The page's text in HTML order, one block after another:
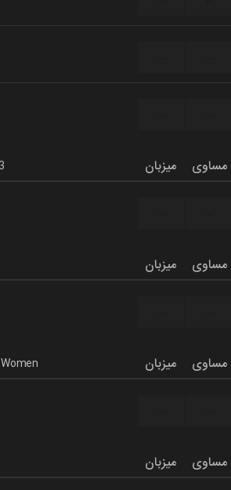
میزبان مساوی
میزبان مساوی
میزبان مساوی
میزبان مساوی